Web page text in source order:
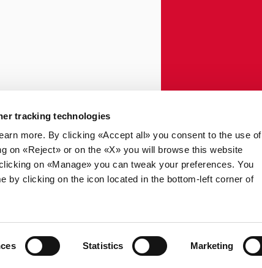
tracking technologies
more. By clicking «Accept all» you consent to the use of
on «Reject» or on the «X» you will browse this website
on «Manage» you can tweak your preferences. You
by clicking on the icon located in the bottom-left corner of
Statistics Marketing